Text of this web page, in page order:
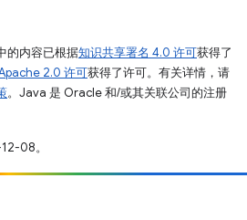
的内容已根据知识共享署名 4.0 许可获得了
2.0 许可获得了许可。有关详情，请
。Java 是 Oracle 和/或其关联公司的注册
08。